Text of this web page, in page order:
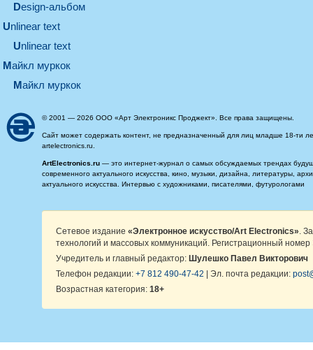
design-альбом
unlinear text
Unlinear text
майкл муркок
майкл муркок
© 2001 — 2026 ООО «Арт Электроникс Проджект». Все права защищены.
Сайт может содержать контент, не предназначенный для лиц младше 18-ти
artelectronics.ru.
ArtElectronics.ru — это интернет-журнал о самых обсуждаемых трендах
современного актуального искусства, кино, музыки, дизайна, литературы,
актуального искусства. Интервью с художниками, писателями, футурологами
Сетевое издание «Электронное искусство/Art Electronics» .
технологий и массовых коммуникаций. Регистрационный
Учредитель и главный редактор: Шулешко Павел Викторович
Телефон редакции: +7 812 490-47-42 | Эл. почта редакции:
Возрастная категория: 18+